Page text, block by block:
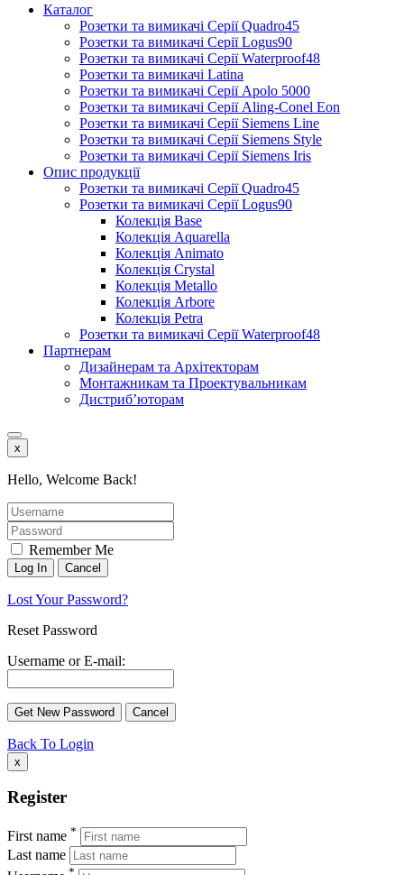
Каталог
Розетки та вимикачі Серії Quadro45
Розетки та вимикачі Серії Logus90
Розетки та вимикачі Серії Waterproof48
Розетки та вимикачі Latina
Розетки та вимикачі Серії Apolo 5000
Розетки та вимикачі Серії Aling-Conel Eon
Розетки та вимикачі Серії Siemens Line
Розетки та вимикачі Серії Siemens Style
Розетки та вимикачі Серії Siemens Iris
Опис продукції
Розетки та вимикачі Серії Quadro45
Розетки та вимикачі Серії Logus90
Колекція Base
Колекція Aquarella
Колекція Animato
Колекція Crystal
Колекція Metallo
Колекція Arbore
Колекція Petra
Розетки та вимикачі Серії Waterproof48
Партнерам
Дизайнерам та Архітекторам
Монтажникам та Проектувальникам
Дистриб’юторам
x
Hello, Welcome Back!
Remember Me
Lost Your Password?
Reset Password
Username or E-mail:
Back To Login
x
Register
First name *
Last name
*